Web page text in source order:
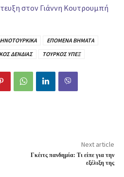
στον Γιάννη Κουτρουμπή
ΕΠΟΜΕΝΑ ΒΗΜΑΤΑ
ΔΕΝΔΙΑΣ ΤΟΥΡΚΟΣ ΥΠΕΞ
Next article
Γκέιτς πανδημία: Τι είπε για την
εξέλιξη της